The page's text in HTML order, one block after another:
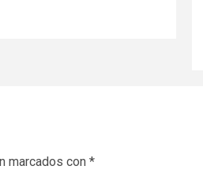
marcados con *